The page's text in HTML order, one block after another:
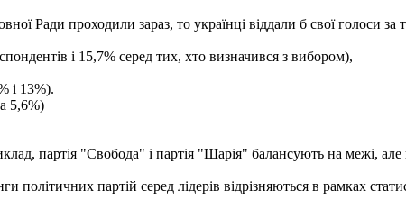
Ради проходили зараз, то українці віддали б свої голоси за
і 15,7% серед тих, хто визначився з вибором),
і 13%).
5,6%)
партія "Свобода" і партія "Шарія" балансують на межі, але
політичних партій серед лідерів відрізняються в рамках